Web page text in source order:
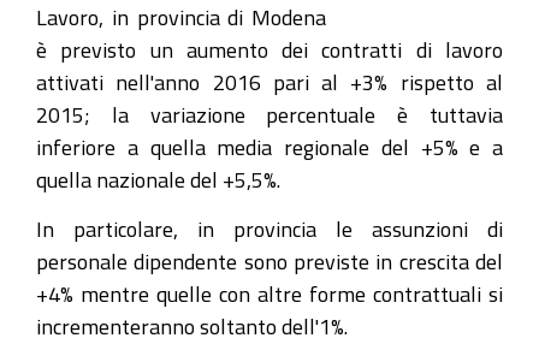
Lavoro, in provincia di Modena
è previsto un aumento dei contratti di lavoro
attivati nell'anno 2016 pari al +3% rispetto al
2015; la variazione percentuale è tuttavia
inferiore a quella media regionale del +5% e a
quella nazionale del +5,5%.
In particolare, in provincia le assunzioni di
personale dipendente sono previste in crescita del
+4% mentre quelle con altre forme contrattuali si
incrementeranno soltanto dell'1%.